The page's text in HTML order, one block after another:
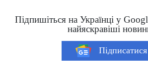
Підпишіться на Українці у
найяскравіші
Підписатися